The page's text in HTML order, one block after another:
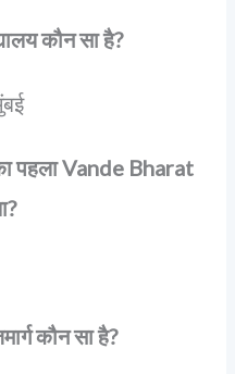
कौन सा है?
का पहला Vande Bharat
कौन सा है?